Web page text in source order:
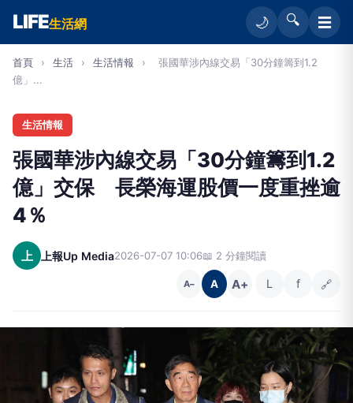
LIFE生活網 🌙 🔍 ☰
首頁 › 生活 › 生活情報 ›
張國華涉內線交易「30分鐘籌到1.2
億」...
生活情報
張國華涉內線交易「30分鐘籌到1.2
億」交保 長榮海運股價一度重挫逾
4％
上 上報Up Media2026-07-07 10:06📖 2 分鐘閱讀
A− A A+ L f 🔗